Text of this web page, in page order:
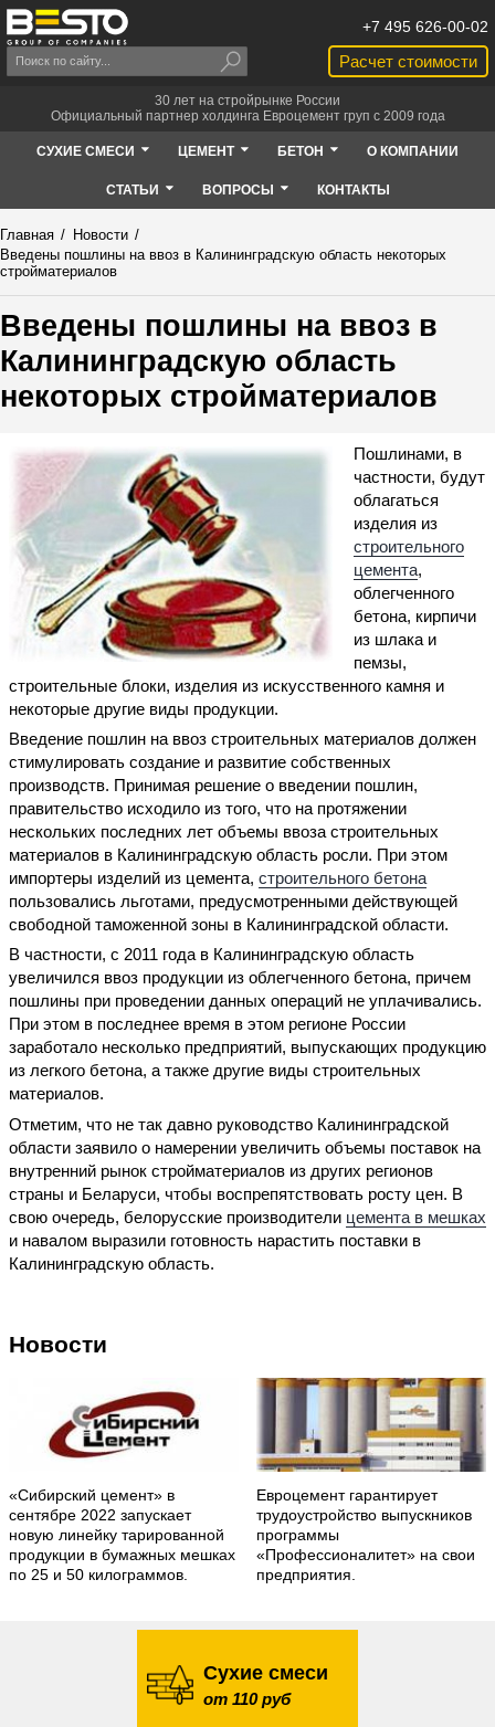
Расчет стоимости
+7 495 626-00-02
30 лет на стройрынке России
Официальный партнер холдинга Евроцемент груп с 2009 года
СУХИЕ СМЕСИ ЦЕМЕНТ БЕТОН О КОМПАНИИ
СТАТЬИ ВОПРОСЫ КОНТАКТЫ
Главная / Новости /
Введены пошлины на ввоз в Калининградскую область некоторых
стройматериалов
Введены пошлины на ввоз в
Калининградскую область
некоторых стройматериалов
Пошлинами, в
частности, будут
облагаться
изделия из
строительного
цемента,
облегченного
бетона, кирпичи
из шлака и
пемзы,
строительные блоки, изделия из искусственного камня и
некоторые другие виды продукции.
Введение пошлин на ввоз строительных материалов должен
стимулировать создание и развитие собственных
производств. Принимая решение о введении пошлин,
правительство исходило из того, что на протяжении
нескольких последних лет объемы ввоза строительных
материалов в Калининградскую область росли. При этом
импортеры изделий из цемента, строительного бетона
пользовались льготами, предусмотренными действующей
свободной таможенной зоны в Калининградской области.
В частности, с 2011 года в Калининградскую область
увеличился ввоз продукции из облегченного бетона, причем
пошлины при проведении данных операций не уплачивались.
При этом в последнее время в этом регионе России
заработало несколько предприятий, выпускающих продукцию
из легкого бетона, а также другие виды строительных
материалов.
Отметим, что не так давно руководство Калининградской
области заявило о намерении увеличить объемы поставок на
внутренний рынок стройматериалов из других регионов
страны и Беларуси, чтобы воспрепятствовать росту цен. В
свою очередь, белорусские производители цемента в мешках
и навалом выразили готовность нарастить поставки в
Калининградскую область.
Новости
«Сибирский цемент» в
сентябре 2022 запускает
новую линейку тарированной
продукции в бумажных мешках
по 25 и 50 килограммов.
Евроцемент гарантирует
трудоустройство выпускников
программы
«Профессионалитет» на свои
предприятия.
Сухие смеси
от 110 руб